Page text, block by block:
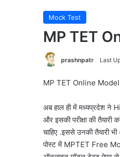
Mock Test
MP TET
prashnpatr Last
MP TET Online
अब हाल ही में मध्यप्रदेश ने
और इसकी परीक्षा की
चाहिए .इससे उनकी तैयारी
पोस्ट में MPTET Free